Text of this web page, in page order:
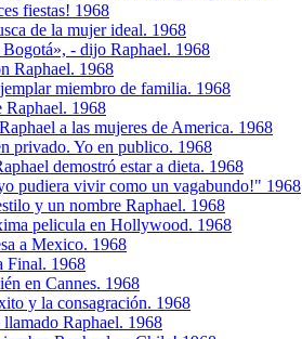
fiestas! 1968
de la mujer ideal. 1968
- dijo Raphael. 1968
Raphael. 1968
miembro de familia. 1968
Raphael. 1968
a las mujeres de America. 1968
privado. Yo en publico. 1968
demostró estar a dieta. 1968
pudiera vivir como un vagabundo!" 1968
y un nombre Raphael. 1968
pelicula en Hollywood. 1968
a Mexico. 1968
Final. 1968
en Cannes. 1968
y la consagración. 1968
Raphael. 1968